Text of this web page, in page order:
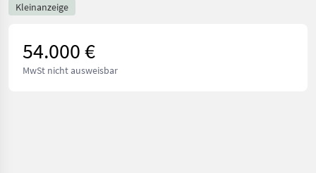
Kleinanzeige
54.000 €
MwSt nicht ausweisbar